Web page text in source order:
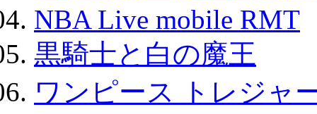
NBA Live mobile RMT
黒騎士と白の魔王
ワンピース トレジャ